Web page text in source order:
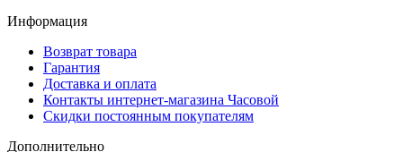
Информация
Возврат товара
Гарантия
Доставка и оплата
Контакты интернет-магазина Часовой
Скидки постоянным покупателям
Дополнительно